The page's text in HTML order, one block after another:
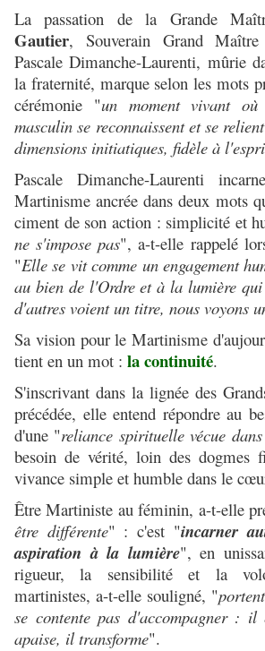
La passation de la Grande
Gautier, Souverain Grand
Pascale Dimanche-Laurenti, mûrie
la fraternité, marque selon les mots
cérémonie "un moment vivant
masculin se reconnaissent et se
dimensions initiatiques, fidèle à
Pascale Dimanche-Laurenti
Martinisme ancrée dans deux mots
ciment de son action : simplicité et
ne s'impose pas", a-t-elle rappelé
"Elle se vit comme un engagement
au bien de l'Ordre et à la lumière
d'autres voient un titre, nous voyons
Sa vision pour le Martinisme
tient en un mot : la continuité.
S'inscrivant dans la lignée des
précédée, elle entend répondre au
d'une "reliance spirituelle vécue
besoin de vérité, loin des dogmes
vivance simple et humble dans le
Être Martiniste au féminin, a-t-elle
être différente" : c'est "incarner
aspiration à la lumière", en
rigueur, la sensibilité et la
martinistes, a-t-elle souligné, "
se contente pas d'accompagner :
apaise, il transforme".